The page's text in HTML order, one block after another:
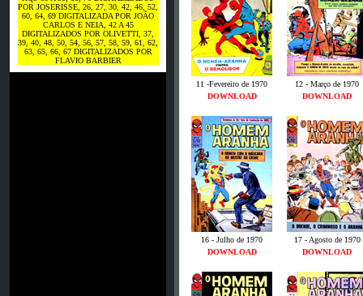
POR JOSERISSE, 26, 27, 30, 42, 46, 52,
60, 64, 69 DIGITALIZADA POR JOÃO
CARLOS E NEIA, 42 A 45
DIGITALIZADOS POR OLIVETTI, 37,
39, 40, 48, 50, 54, 56, 57, 58, 59, 61, 62,
63, 65, 66, 67 DIGITALIZADOS POR
FLAVIO BARBIER
11 -Fevereiro de 1970
12 - Março de 1970
DOWNLOAD
DOWNLOAD
16 - Julho de 1970
17 - Agosto de 1970
DOWNLOAD
DOWNLOAD